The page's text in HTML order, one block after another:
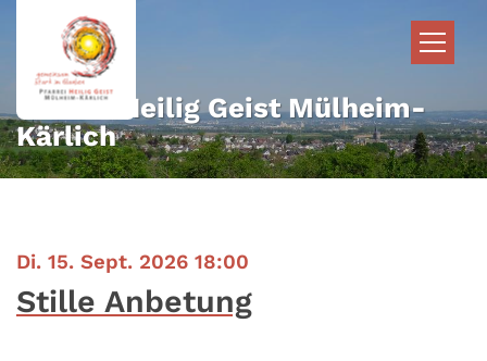
Zum Inhalt springen
Pfarrei Heilig Geist Mülheim-
Kärlich
Di. 15. Sept. 2026 18:00
Stille Anbetung